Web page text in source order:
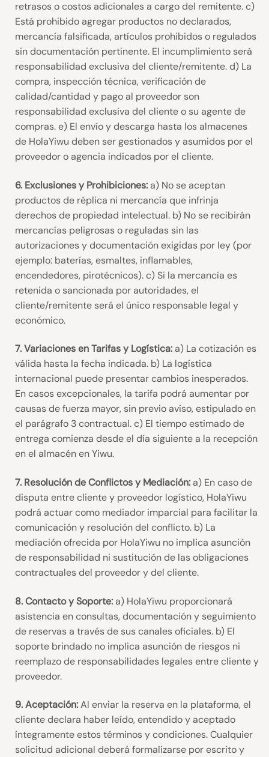
retrasos o costos adicionales a cargo del remitente. c)
Está prohibido agregar productos no declarados,
mercancía falsificada, artículos prohibidos o regulados
sin documentación pertinente. El incumplimiento será
responsabilidad exclusiva del cliente/remitente. d) La
compra, inspección técnica, verificación de
calidad/cantidad y pago al proveedor son
responsabilidad exclusiva del cliente o su agente de
compras. e) El envío y descarga hasta los almacenes
de HolaYiwu deben ser gestionados y asumidos por el
proveedor o agencia indicados por el cliente.
6. Exclusiones y Prohibiciones:a) No se aceptan
productos de réplica ni mercancía que infrinja
derechos de propiedad intelectual. b) No se recibirán
mercancías peligrosas o reguladas sin las
autorizaciones y documentación exigidas por ley (por
ejemplo: baterías, esmaltes, inflamables,
encendedores, pirotécnicos). c) Si la mercancía es
retenida o sancionada por autoridades, el
cliente/remitente será el único responsable legal y
económico.
7. Variaciones en Tarifas y Logística:a) La cotización es
válida hasta la fecha indicada. b) La logística
internacional puede presentar cambios inesperados.
En casos excepcionales, la tarifa podrá aumentar por
causas de fuerza mayor, sin previo aviso, estipulado en
el parágrafo 3 contractual. c) El tiempo estimado de
entrega comienza desde el día siguiente a la recepción
en el almacén en Yiwu.
7. Resolución de Conflictos y Mediación:a) En caso de
disputa entre cliente y proveedor logístico, HolaYiwu
podrá actuar como mediador imparcial para facilitar la
comunicación y resolución del conflicto. b) La
mediación ofrecida por HolaYiwu no implica asunción
de responsabilidad ni sustitución de las obligaciones
contractuales del proveedor y del cliente.
8. Contacto y Soporte:a) HolaYiwu proporcionará
asistencia en consultas, documentación y seguimiento
de reservas a través de sus canales oficiales. b) El
soporte brindado no implica asunción de riesgos ni
reemplazo de responsabilidades legales entre cliente y
proveedor.
9. Aceptación:Al enviar la reserva en la plataforma, el
cliente declara haber leído, entendido y aceptado
íntegramente estos términos y condiciones. Cualquier
solicitud adicional deberá formalizarse por escrito y